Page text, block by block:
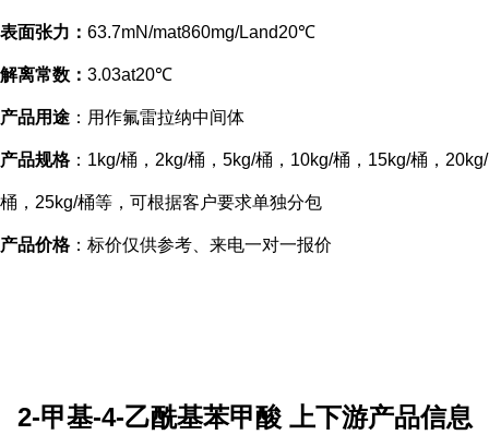
表面张力： 63.7mN/mat860mg/Land20℃
解离常数： 3.03at20℃
产品用途 ：用作氟雷拉纳中间体
产品规格：1kg/桶，2kg/桶，5kg/桶，10kg/桶，15kg/桶，20kg/
桶，25kg/桶等，可根据客户要求单独分包
产品价格：标价仅供参考、来电一对一报价
2-甲基-4-乙酰基苯甲酸上下游产品信息